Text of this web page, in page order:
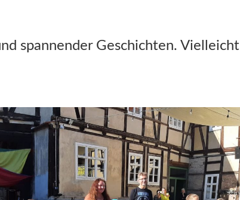
spannender Geschichten. Vielleicht